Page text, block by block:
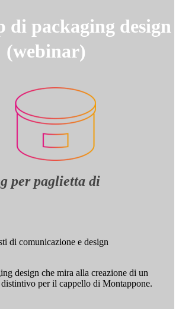
di packaging design
(webinar)
per paglietta di
di comunicazione e design
design che mira alla creazione di un
per il cappello di Montappone.